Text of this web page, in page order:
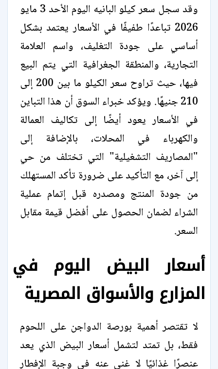
وقد سجل سعر كيلو البانيه اليوم الأحد 3 مايو
2026 تباعدًا طفيفًا في الأسعار يعتمد بشكل
أساسي على جودة التغليف، واسم العلامة
التجارية، والمنطقة الجغرافية التي يتم البيع
فيها، حيث تراوح سعر الكيلو ما بين 200 إلى
210 جنيهًا. ويؤكد خبراء السوق أن هذا التباين
في الأسعار يعود أيضًا إلى تكاليف العمالة
والكهرباء في المحلات، بالإضافة إلى
"المصاريف التشغيلية" التي تختلف من حي
إلى آخر، مع التأكيد على ضرورة تأكد المستهلك
من جودة المنتج ومصدره قبل إتمام عملية
الشراء لضمان الحصول على أفضل قيمة مقابل
السعر.
أسعار البيض اليوم في
المزارع والأسواق المصرية
لا تقتصر أهمية بورصة الدواجن على اللحوم
فقط، بل تمتد لتشمل أسعار البيض الذي يعد
عنصرًا غذائيًا لا غنى عنه في وجبة الإفطار